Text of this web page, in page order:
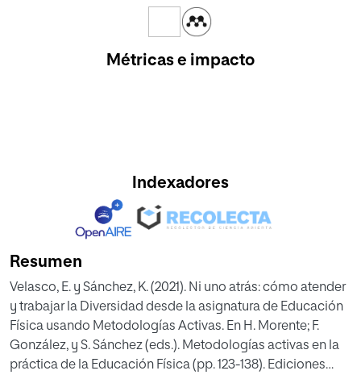
Métricas e impacto
Indexadores
Resumen
Velasco, E. y Sánchez, K. (2021). Ni uno atrás: cómo atender
y trabajar la Diversidad desde la asignatura de Educación
Física usando Metodologías Activas. En H. Morente; F.
González, y S. Sánchez (eds.). Metodologías activas en la
práctica de la Educación Física (pp. 123-138). Ediciones